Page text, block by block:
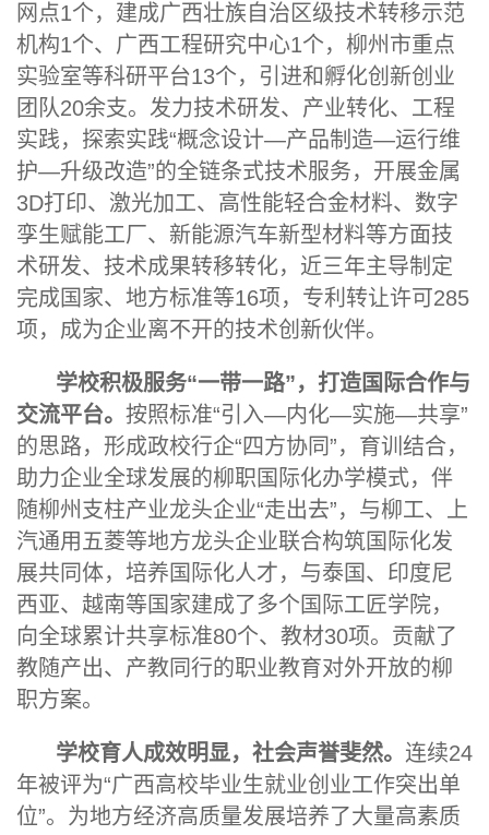
网点1个，建成广西壮族自治区级技术转移示范
机构1个、广西工程研究中心1个，柳州市重点
实验室等科研平台13个，引进和孵化创新创业
团队20余支。发力技术研发、产业转化、工程
实践，探索实践“概念设计—产品制造—运行维
护—升级改造”的全链条式技术服务，开展金属
3D打印、激光加工、高性能轻合金材料、数字
孪生赋能工厂、新能源汽车新型材料等方面技
术研发、技术成果转移转化，近三年主导制定
完成国家、地方标准等16项，专利转让许可285
项，成为企业离不开的技术创新伙伴。
学校积极服务“一带一路”，打造国际合作与
交流平台。 按照标准“引入—内化—实施—共享”
的思路，形成政校行企“四方协同”，育训结合，
助力企业全球发展的柳职国际化办学模式，伴
随柳州支柱产业龙头企业“走出去”，与柳工、上
汽通用五菱等地方龙头企业联合构筑国际化发
展共同体，培养国际化人才，与泰国、印度尼
西亚、越南等国家建成了多个国际工匠学院，
向全球累计共享标准80个、教材30项。贡献了
教随产出、产教同行的职业教育对外开放的柳
职方案。
学校育人成效明显，社会声誉斐然。 连续24
年被评为“广西高校毕业生就业创业工作突出单
位”。为地方经济高质量发展培养了大量高素质